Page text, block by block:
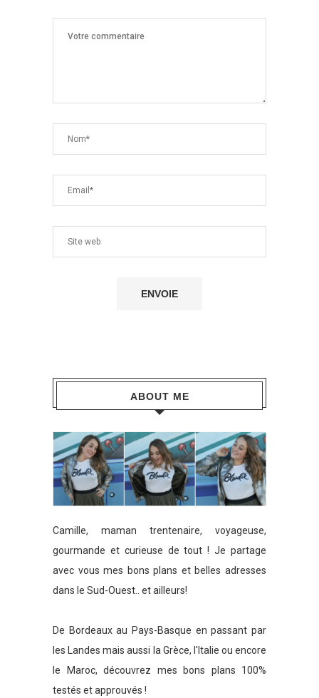
ABOUT ME
Camille, maman trentenaire, voyageuse,
gourmande et curieuse de tout ! Je partage
avec vous mes bons plans et belles adresses
dans le Sud-Ouest.. et ailleurs!
De Bordeaux au Pays-Basque en passant par
les Landes mais aussi la Grèce, l'Italie ou encore
le Maroc, découvrez mes bons plans 100%
testés et approuvés !